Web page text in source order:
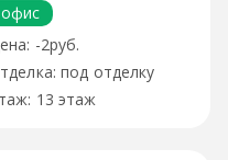
офис
-2руб.
под отделку
13 этаж